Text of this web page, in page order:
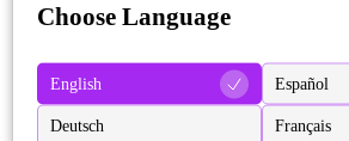
Choose Language
English Español
Deutsch Français